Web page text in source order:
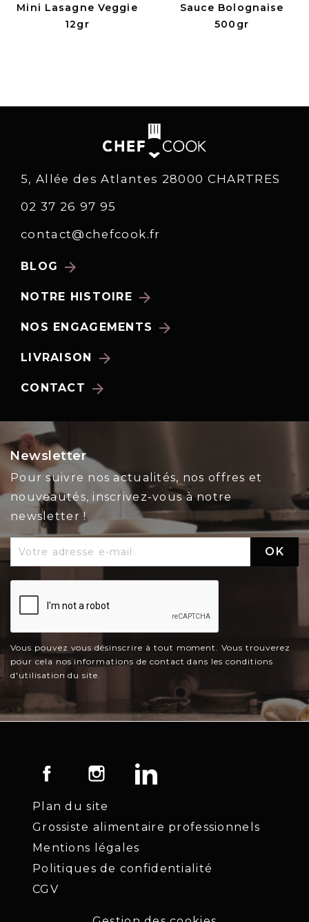
Mini Lasagne Veggie
12gr
Sauce Bolognaise
500gr
5, Allée des Atlantes 28000 CHARTRES
02 37 26 97 95
contact@chefcook.fr
BLOG arrow_forward
NOTRE HISTOIRE arrow_forward
NOS ENGAGEMENTS arrow_forward
LIVRAISON arrow_forward
CONTACT arrow_forward
Newsletter
Pour suivre nos actualités, nos offres et
nouveautés, inscrivez-vous à notre
newsletter !
Vous pouvez vous désinscrire à tout moment. Vous trouverez
pour cela nos informations de contact dans les conditions
d'utilisation du site.
Facebook Instagram
Plan du site
Grossiste alimentaire professionnels
Mentions légales
Politiques de confidentialité
CGV